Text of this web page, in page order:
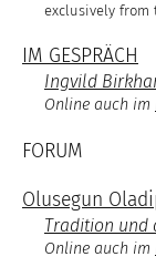
exclusively from
IM GESPRÄCH
Ingvild
Online auch im
FORUM
Olusegun
Tradition und
Online auch im